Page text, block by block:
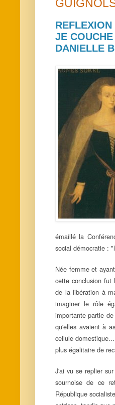
REFLEXION
JE
DANIELLE
émaillé la
social démocratie :
Née femme et
cette conclusion fut
de la libération à
imaginer le rôle
importante partie
qu'elles avaient à
cellule
plus égalitaire de
J'ai vu se replier
sournoise de ce
République